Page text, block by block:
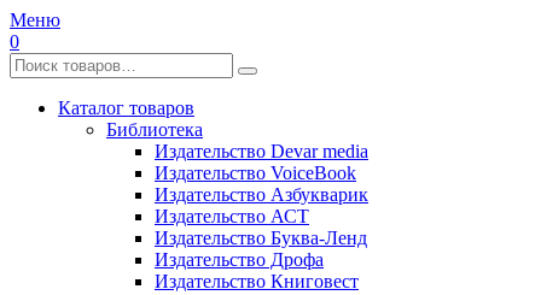
Меню
0
Каталог товаров
Библиотека
Издательство Devar media
Издательство VoiceBook
Издательство Азбукварик
Издательство АСТ
Издательство Буква-Ленд
Издательство Дрофа
Издательство Книговест